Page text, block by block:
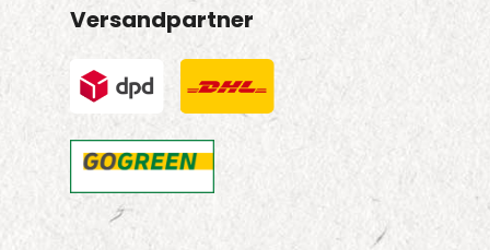
Versandpartner